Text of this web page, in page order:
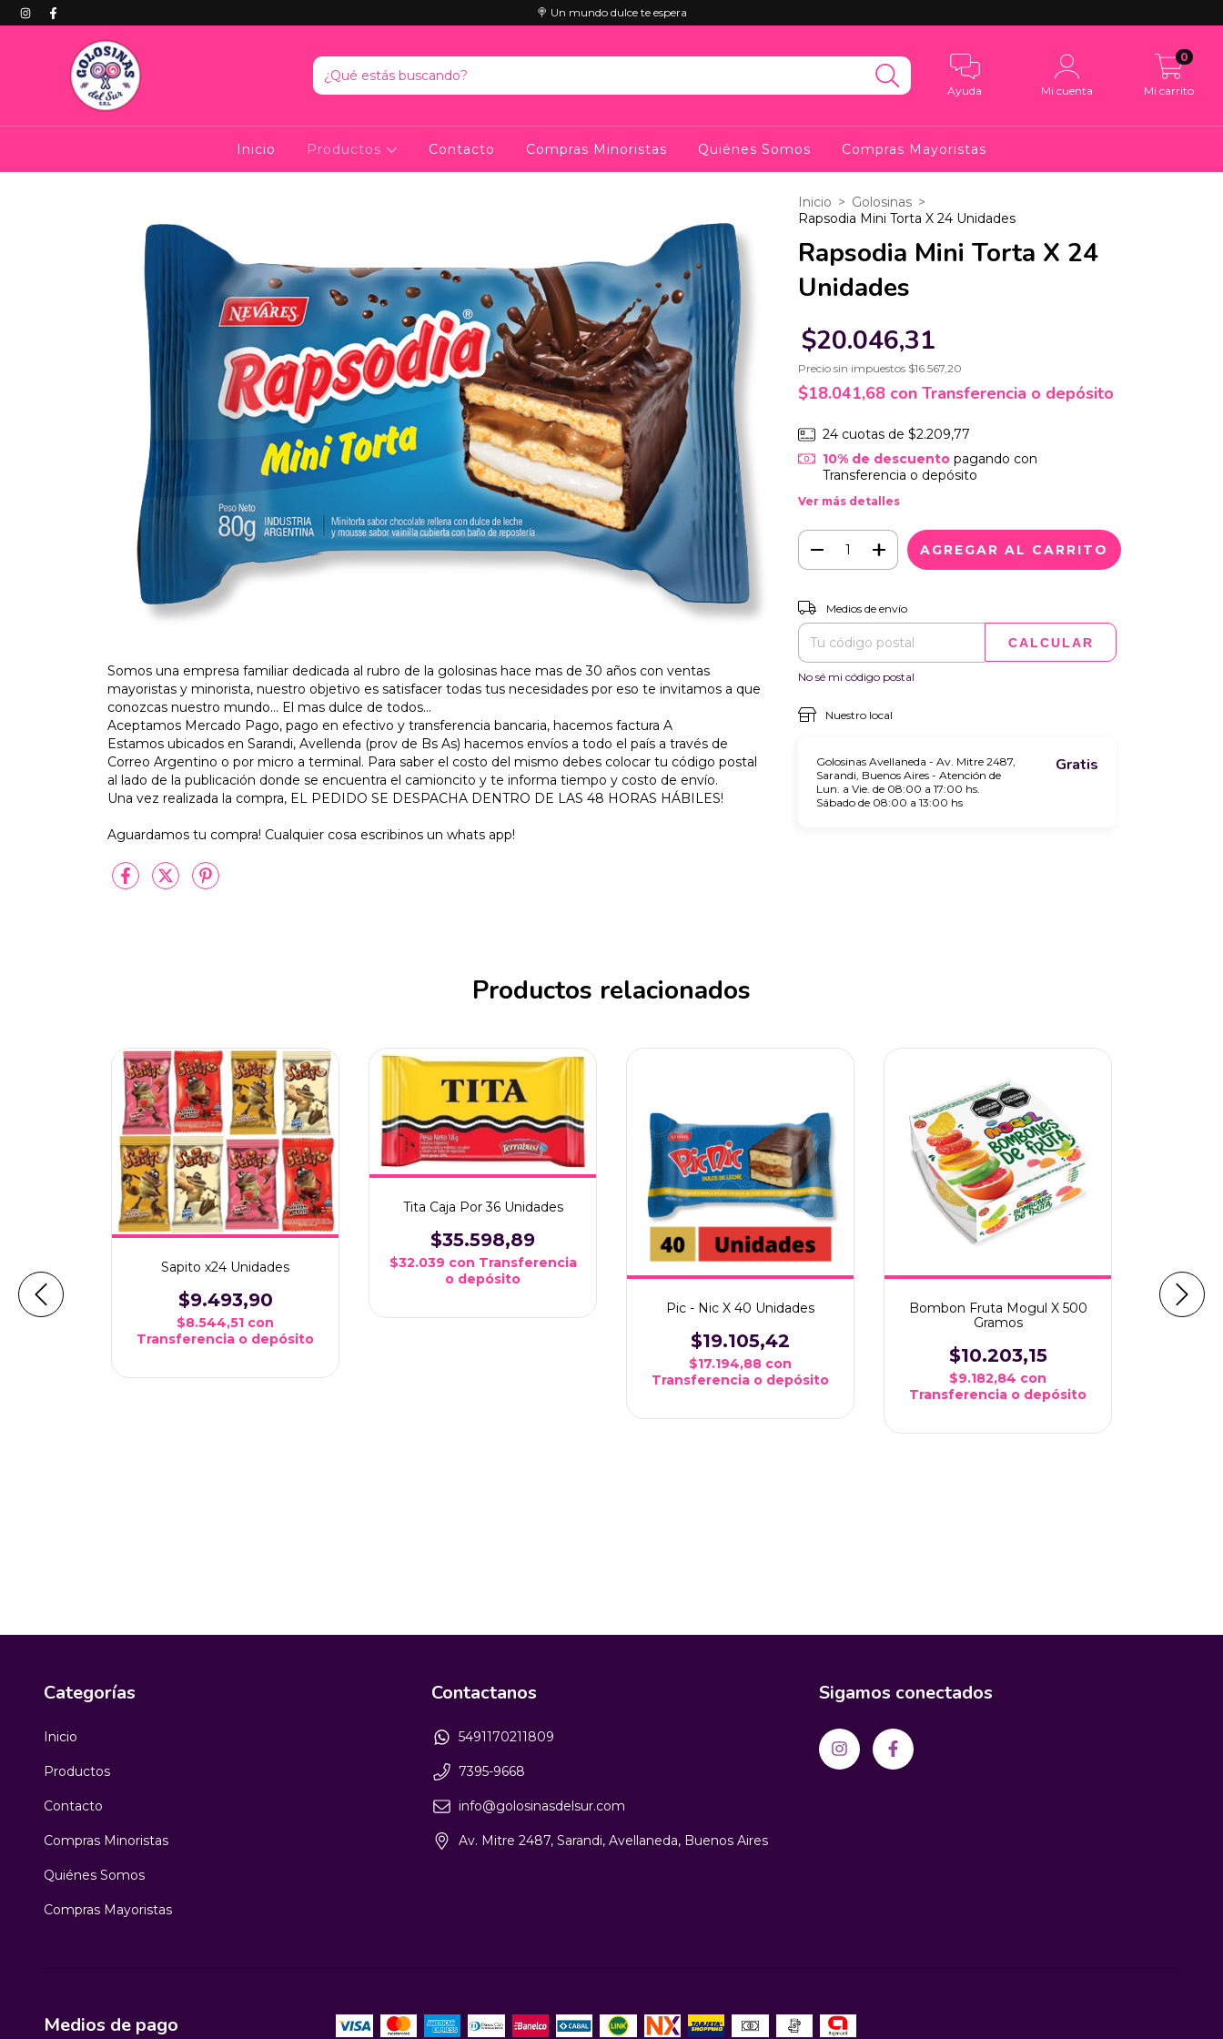
🍭 Un mundo dulce te espera
Ayuda Mi cuenta Mi carrito
0
Inicio Productos Contacto Compras Minoristas Quiénes Somos Compras Mayoristas
Somos una empresa familiar dedicada al rubro de la golosinas hace mas de 30 años con ventas
mayoristas y minorista, nuestro objetivo es satisfacer todas tus necesidades por eso te invitamos a que
conozcas nuestro mundo... El mas dulce de todos...
Aceptamos Mercado Pago, pago en efectivo y transferencia bancaria, hacemos factura A
Estamos ubicados en Sarandi, Avellenda (prov de Bs As) hacemos envíos a todo el país a través de
Correo Argentino o por micro a terminal. Para saber el costo del mismo debes colocar tu código postal
al lado de la publicación donde se encuentra el camioncito y te informa tiempo y costo de envío.
Una vez realizada la compra, EL PEDIDO SE DESPACHA DENTRO DE LAS 48 HORAS HÁBILES!
Aguardamos tu compra! Cualquier cosa escribinos un whats app!
Inicio > Golosinas >
Rapsodia Mini Torta X 24 Unidades
Rapsodia Mini Torta X 24
Unidades
$20.046,31
Precio sin impuestos $16.567,20
$18.041,68 con Transferencia o depósito
24 cuotas de $2.209,77
10% de descuentopagando con
Transferencia o depósito
Ver más detalles
Entregas para el CP:
Medios de envío
CALCULAR
No sé mi código postal
Nuestro local
Golosinas Avellaneda - Av. Mitre 2487,
Sarandi, Buenos Aires - Atención de
Lun. a Vie. de 08:00 a 17:00 hs.
Sábado de 08:00 a 13:00 hs
Gratis
Productos relacionados
Sapito x24 Unidades
$9.493,90
$8.544,51 con
Transferencia o depósito
Tita Caja Por 36 Unidades
$35.598,89
$32.039 con Transferencia
o depósito
Pic - Nic X 40 Unidades
$19.105,42
$17.194,88 con
Transferencia o depósito
Bombon Fruta Mogul X 500
Gramos
$10.203,15
$9.182,84 con
Transferencia o depósito
Categorías
Inicio
Productos
Contacto
Compras Minoristas
Quiénes Somos
Compras Mayoristas
Contactanos
5491170211809
7395-9668
info@golosinasdelsur.com
Av. Mitre 2487, Sarandi, Avellaneda, Buenos Aires
Sigamos conectados
Medios de pago